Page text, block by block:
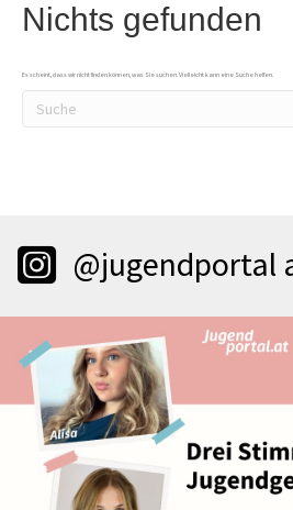
Nichts gefunden
Es scheint, dass wir nicht finden können, was Sie suchen. Vielleicht kann eine Suche helfen.
@jugendportal